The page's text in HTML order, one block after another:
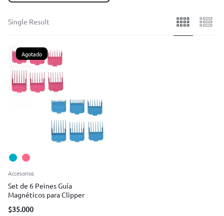
Single Result
Agotado
Accesorios
Set de 6 Peines Guía
Magnéticos para Clipper
$35.000